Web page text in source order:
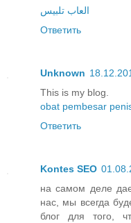
العاب تلبيس
Ответить
Unknown
This is my blog.
obat pembesar
Ответить
Kontes SEO
на самом деле
нас, мы всегда
блог для того,